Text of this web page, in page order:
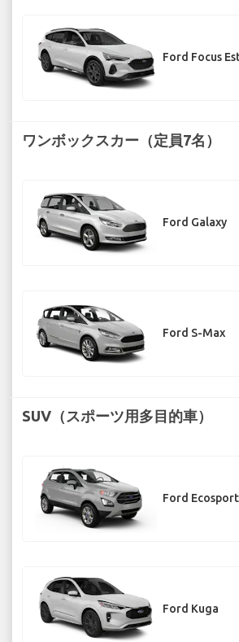
Ford Focus
ワンボックスカー（定員7名）
Ford Galaxy
Ford S-Max
SUV（スポーツ用多目的車）
Ford Ecosport
Ford Kuga